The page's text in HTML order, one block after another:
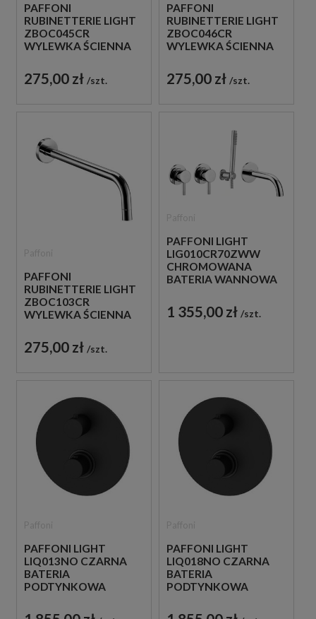
PAFFONI
RUBINETTERIE LIGHT
ZBOC045CR
WYLEWKA ŚCIENNA
275,00 zł szt.
PAFFONI
RUBINETTERIE LIGHT
ZBOC046CR
WYLEWKA ŚCIENNA
275,00 zł szt.
PAFFONI
RUBINETTERIE LIGHT
ZBOC103CR
WYLEWKA ŚCIENNA
275,00 zł szt.
PAFFONI LIGHT
LIG010CR70ZWW
CHROMOWANA
BATERIA WANNOWA
PODTYNKOWA
1 355,00 zł szt.
PAFFONI LIGHT
LIQ013NO CZARNA
BATERIA
PODTYNKOWA
DROŻNA
PAFFONI LIGHT
LIQ018NO CZARNA
BATERIA
PODTYNKOWA
DROŻNA